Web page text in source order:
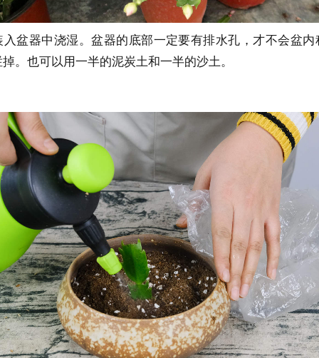
入盆器中浇湿。盆器的底部一定要有排水孔，才不会盆内
。也可以用一半的泥炭土和一半的沙土。